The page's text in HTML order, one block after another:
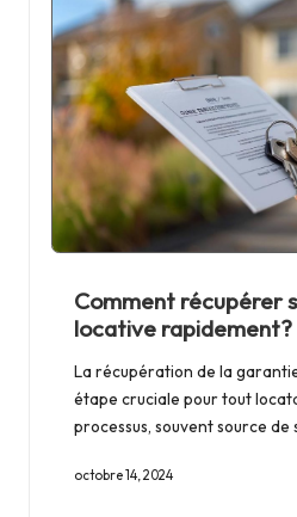
Comment récupérer
locative rapidement?
La récupération de la
étape cruciale pour tout
processus, souvent source
octobre 14, 2024